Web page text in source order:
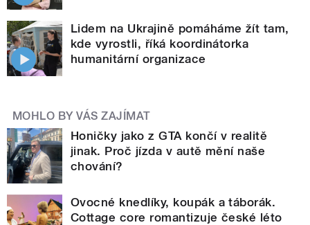
Lidem na Ukrajině pomáháme žít tam,
kde vyrostli, říká koordinátorka
humanitární organizace
MOHLO BY VÁS ZAJÍMAT
Honičky jako z GTA končí v realitě
jinak. Proč jízda v autě mění naše
chování?
Ovocné knedlíky, koupák a táborák.
Cottage core romantizuje české léto